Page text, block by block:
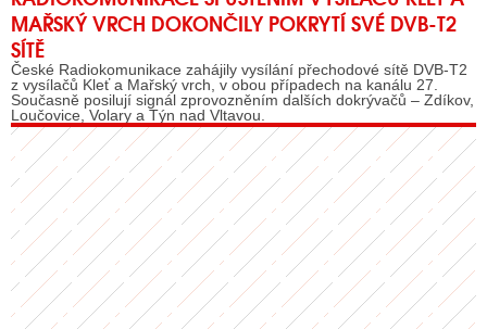
MAŘSKÝ VRCH DOKONČILY POKRYTÍ SVÉ DVB-T2
SÍTĚ
České Radiokomunikace zahájily vysílání přechodové sítě DVB-T2
z vysílačů Kleť a Mařský vrch, v obou případech na kanálu 27.
Současně posilují signál zprovozněním dalších dokrývačů – Zdíkov,
Loučovice, Volary a Týn nad Vltavou.